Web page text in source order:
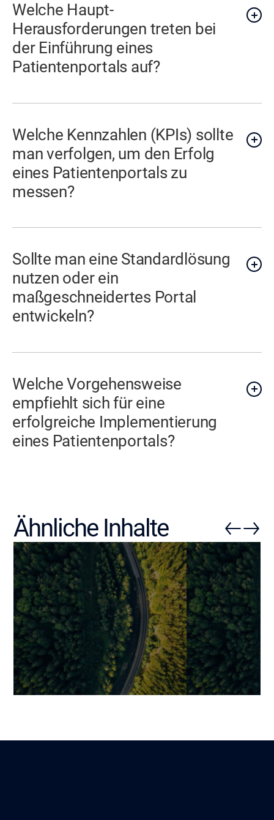
Welche Haupt-
Herausforderungen treten bei
der Einführung eines
Patientenportals auf?
Welche Kennzahlen (KPIs) sollte
man verfolgen, um den Erfolg
eines Patientenportals zu
messen?
Sollte man eine Standardlösung
nutzen oder ein
maßgeschneidertes Portal
entwickeln?
Welche Vorgehensweise
empfiehlt sich für eine
erfolgreiche Implementierung
eines Patientenportals?
Ähnliche Inhalte
essenzielle Integrationen